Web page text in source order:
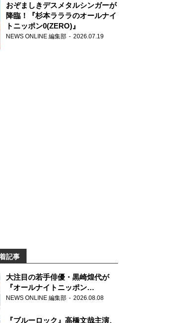
おぞましきデスメタルシンガーが
降臨！『杉本ラララのオールナイ
トニッポン0(ZERO)』
NEWS ONLINE 編集部 2026.07.19
記事
大注目の若手俳優・黒崎煌代が
『オールナイトニッポン
0(ZERO)』に初登場「今からとて
NEWS ONLINE 編集部 2026.08.08
『ブルーロック』高橋文哉主演、